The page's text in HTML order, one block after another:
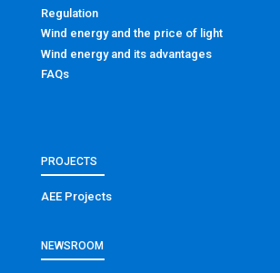
Regulation
Wind energy and the price of light
Wind energy and its advantages
FAQs
PROJECTS
AEE Projects
NEWSROOM